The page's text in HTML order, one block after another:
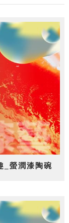
_螢潤漆陶碗